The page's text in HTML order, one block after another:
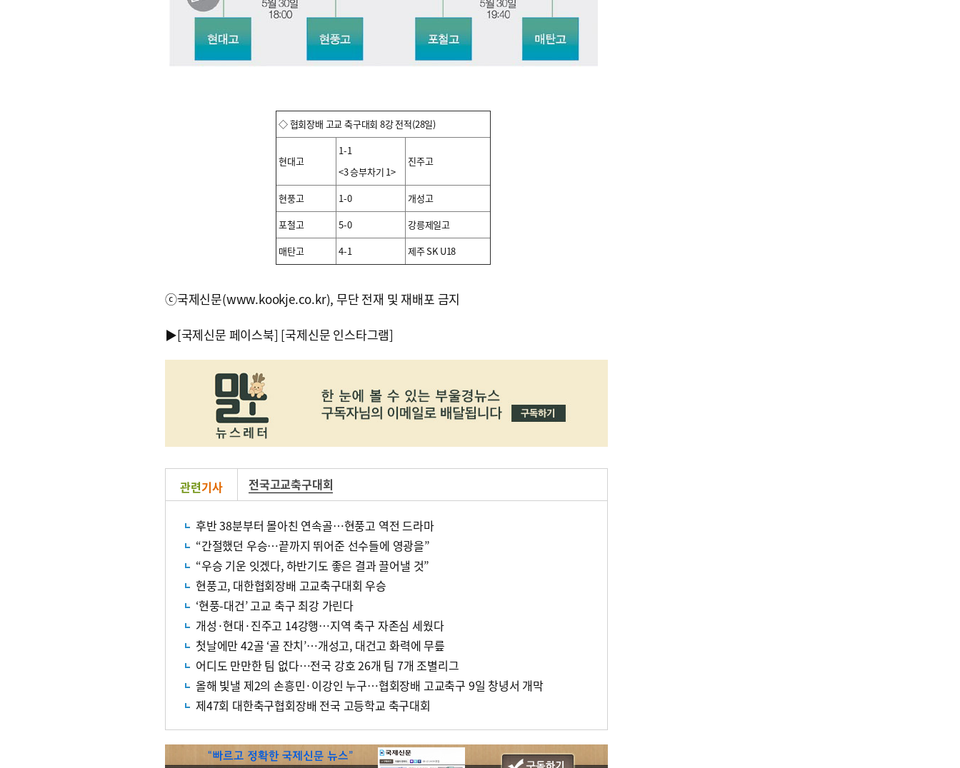
◇ 협회장배 고교 축구대회 8강 전적(28일)
현대고
1-1
<3 승부차기 1>
진주고
현풍고 1-0
개성고
포철고
5-0
강릉제일고
매탄고
4-1 제주 SK U18
ⓒ국제신문(www.kookje.co.kr), 무단 전재 및 재배포 금지
▶[국제신문 페이스북] [국제신문 인스타그램]
관련기사 전국고교축구대회
후반 38분부터 몰아친 연속골…현풍고 역전 드라마
“간절했던 우승…끝까지 뛰어준 선수들에 영광을”
“우승 기운 잇겠다, 하반기도 좋은 결과 끌어낼 것”
현풍고, 대한협회장배 고교축구대회 우승
‘현풍-대건’ 고교 축구 최강 가린다
개성·현대·진주고 14강행…지역 축구 자존심 세웠다
첫날에만 42골 ‘골 잔치’…개성고, 대건고 화력에 무릎
어디도 만만한 팀 없다…전국 강호 26개 팀 7개 조별리그
올해 빛낼 제2의 손흥민·이강인 누구…협회장배 고교축구 9일 창녕서 개막
제47회 대한축구협회장배 전국 고등학교 축구대회